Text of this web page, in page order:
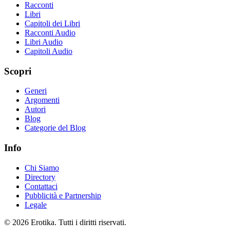
Racconti
Libri
Capitoli dei Libri
Racconti Audio
Libri Audio
Capitoli Audio
Scopri
Generi
Argomenti
Autori
Blog
Categorie del Blog
Info
Chi Siamo
Directory
Contattaci
Pubblicità e Partnership
Legale
© 2026 Erotika. Tutti i diritti riservati.